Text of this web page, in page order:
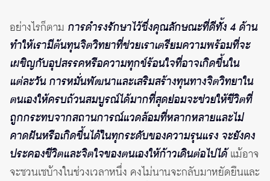
อย่างไรก็ตาม การดำรงรักษาไว้ซึ่งคุณลักษณะที่ดีทั้ง 4 ด้าน
ทำให้เรามีต้นทุนจิตวิทยาที่ช่วยเราเตรียมความพร้อมที่จะ
เผชิญกับอุปสรรคหรือความทุกข์ร้อนใจที่อาจเกิดขึ้นใน
แต่ละวัน การหมั่นพัฒนาและเสริมสร้างทุนทางจิตวิทยาใน
ตนเองให้ครบถ้วนสมบูรณ์ได้มากที่สุดย่อมจะช่วยให้ชีวิตที่
ถูกกระทบจากสถานการณ์แวดล้อมที่หลากหลายและไม่
คาดฝันหรือเกิดขึ้นได้ในทุกระดับของความรุนแรง จะยังคง
ประคองชีวิตและจิตใจของตนเองให้ก้าวเดินต่อไปได้แม้อาจ
จะซวนเซบ้างในช่วงเวลาหนึ่ง คงไม่นานจะกลับมาหยัดยืนและ